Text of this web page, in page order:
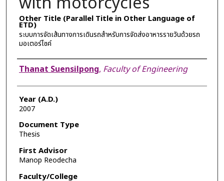
Other Title (Parallel Title in Other Language of
ETD)
ระบบการจัดเส้นทางการเดินรถสำหรับการจัดส่งอาหารรายวันด้วยรถ
มอเตอร์ไซค์
Author
Thanat Suensilpong, Faculty of Engineering
Year (A.D.)
2007
Document Type
Thesis
First Advisor
Manop Reodecha
Faculty/College